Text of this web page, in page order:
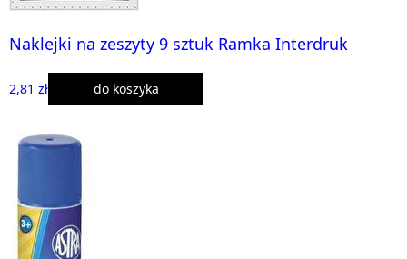
Naklejki na zeszyty 9 sztuk Ramka Interdruk
2,81 zł do koszyka